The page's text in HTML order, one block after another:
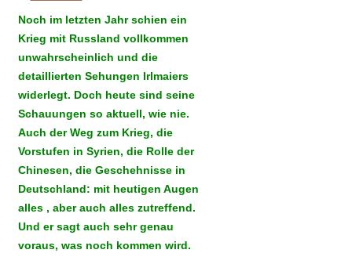
Noch im letzten Jahr schien ein
Krieg mit Russland vollkommen
unwahrscheinlich und die
detaillierten Sehungen Irlmaiers
widerlegt. Doch heute sind seine
Schauungen so aktuell, wie nie.
Auch der Weg zum Krieg, die
Vorstufen in Syrien, die Rolle der
Chinesen, die Geschehnisse in
Deutschland: mit heutigen Augen
alles , aber auch alles zutreffend.
Und er sagt auch sehr genau
voraus, was noch kommen wird.